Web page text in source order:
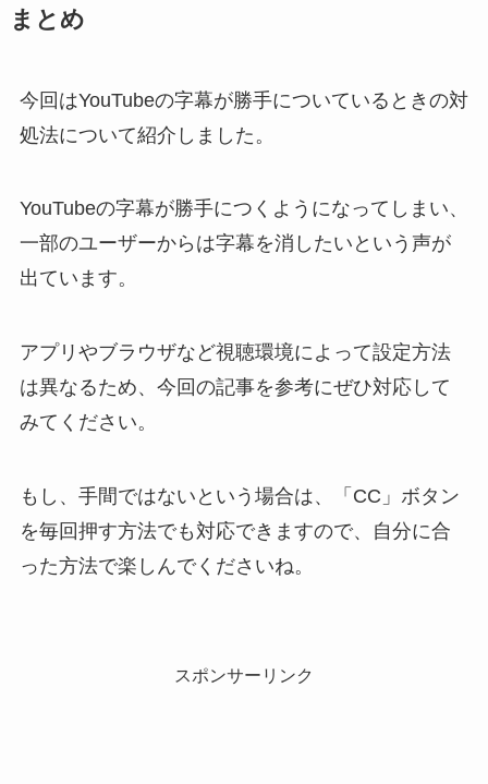
まとめ
今回はYouTubeの字幕が勝手についているときの対
処法について紹介しました。
YouTubeの字幕が勝手につくようになってしまい、
一部のユーザーからは字幕を消したいという声が
出ています。
アプリやブラウザなど視聴環境によって設定方法
は異なるため、今回の記事を参考にぜひ対応して
みてください。
もし、手間ではないという場合は、「CC」ボタン
を毎回押す方法でも対応できますので、自分に合
った方法で楽しんでくださいね。
スポンサーリンク